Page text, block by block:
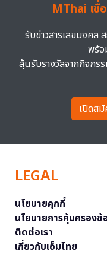
MThai เชื่
รับข่าวสารเลขมงคล
พร้อ
ลุ้นรับรางวัลจากกิจกร
เปิดส
LEGAL
นโยบายคุกกี้
นโยบายการคุ้มครอง
ติดต่อเรา
เกี่ยวกับเอ็มไทย